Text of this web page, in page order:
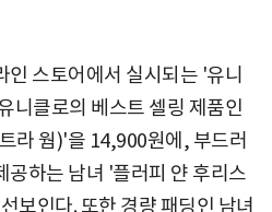
스토어에서 실시되는 '유니
니클로의 베스트 셀링 제품인
라 웜)'을 14,900원에, 부드러
공하는 남녀 '플러피 얀 후리스
보인다. 또한 경량 패딩인 남녀